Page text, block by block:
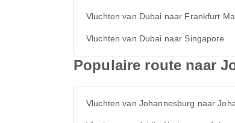
Vluchten van Dubai naar Frankfurt
Vluchten van Dubai naar Singapore
Populaire route naar
Vluchten van Johannesburg naar